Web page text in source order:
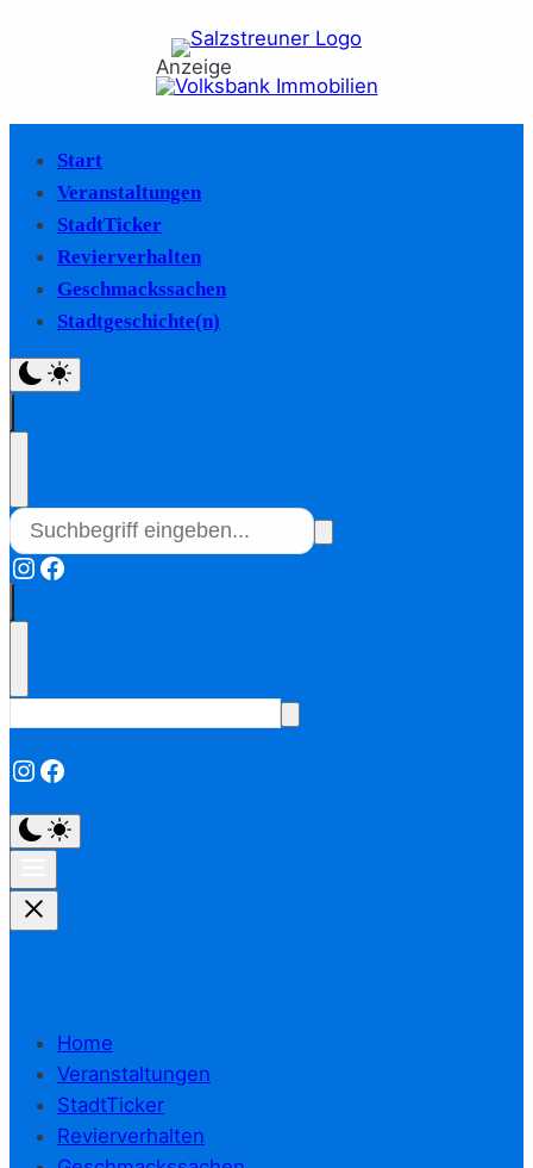
Anzeige
Start
Veranstaltungen
StadtTicker
Revierverhalten
Geschmackssachen
Stadtgeschichte(n)
Instagram
Facebook
Instagram
Facebook
Home
Veranstaltungen
StadtTicker
Revierverhalten